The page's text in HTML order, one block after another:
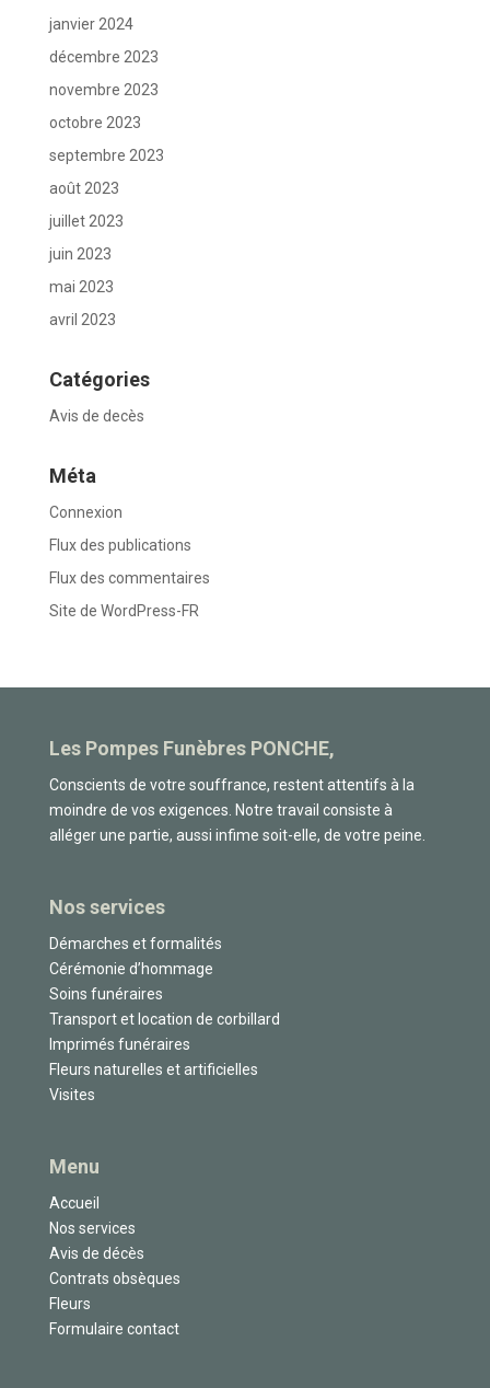
janvier 2024
décembre 2023
novembre 2023
octobre 2023
septembre 2023
août 2023
juillet 2023
juin 2023
mai 2023
avril 2023
Catégories
Avis de decès
Méta
Connexion
Flux des publications
Flux des commentaires
Site de WordPress-FR
Les Pompes Funèbres PONCHE,
Conscients de votre souffrance, restent attentifs à la
moindre de vos exigences. Notre travail consiste à
alléger une partie, aussi infime soit-elle, de votre peine.
Nos services
Démarches et formalités
Cérémonie d’hommage
Soins funéraires
Transport et location de corbillard
Imprimés funéraires
Fleurs naturelles et artificielles
Visites
Menu
Accueil
Nos services
Avis de décès
Contrats obsèques
Fleurs
Formulaire contact